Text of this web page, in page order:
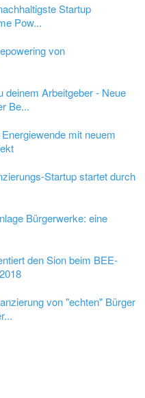
Startup
Pow...
von
deinem Arbeitgeber - Neue
Be...
mit neuem
Startup startet durch
Bürgerwerke: eine
den Sion beim BEE-
von "echten" Bürger